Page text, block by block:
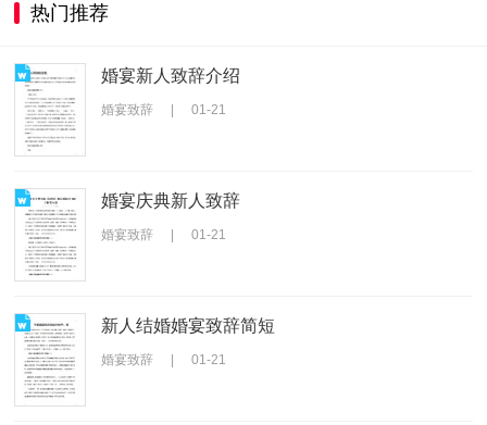
热门推荐
婚宴新人致辞介绍
婚宴致辞 | 01-21
婚宴庆典新人致辞
婚宴致辞 | 01-21
新人结婚婚宴致辞简短
婚宴致辞 | 01-21